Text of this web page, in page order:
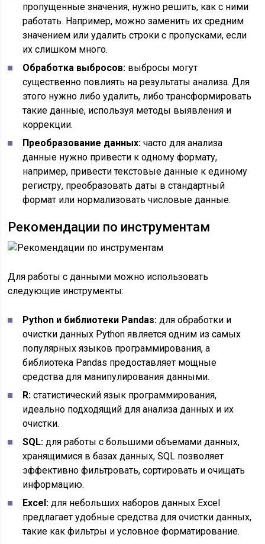
пропущенные значения, нужно решить, как с ними
работать. Например, можно заменить их средним
значением или удалить строки с пропусками, если
их слишком много.
Обработка выбросов: выбросы могут
существенно повлиять на результаты анализа. Для
этого нужно либо удалить, либо трансформировать
такие данные, используя методы выявления и
коррекции.
Преобразование данных: часто для анализа
данные нужно привести к одному формату,
например, привести текстовые данные к единому
регистру, преобразовать даты в стандартный
формат или нормализовать числовые данные.
Рекомендации по инструментам
Для работы с данными можно использовать
следующие инструменты:
Python и библиотеки Pandas: для обработки и
очистки данных Python является одним из самых
популярных языков программирования, а
библиотека Pandas предоставляет мощные
средства для манипулирования данными.
R: статистический язык программирования,
идеально подходящий для анализа данных и их
очистки.
SQL: для работы с большими объемами данных,
хранящимися в базах данных, SQL позволяет
эффективно фильтровать, сортировать и очищать
информацию.
Excel: для небольших наборов данных Excel
предлагает удобные средства для очистки данных,
такие как фильтры и условное форматирование.